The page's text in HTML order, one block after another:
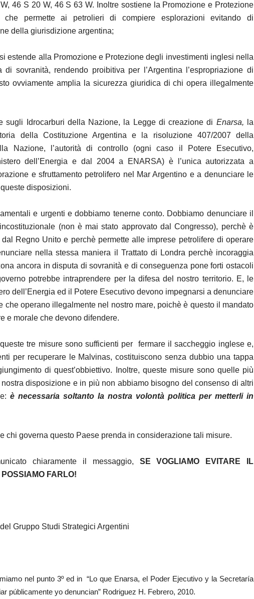
46 S 20 W, 46 S 63 W. Inoltre sostiene la Promozione e Protezione
che permette ai petrolieri di compiere esplorazioni evitando di
della giurisdizione argentina;
si estende alla Promozione e Protezione degli investimenti inglesi nella
sovranità, rendendo proibitiva per l’Argentina l’espropriazione di
ovviamente amplia la sicurezza giuridica di chi opera illegalmente
sugli Idrocarburi della Nazione, la Legge di creazione di Enarsa,
la
della Costituzione Argentina e la risoluzione 407/2007 della
Nazione, l’autorità di controllo (ogni caso il Potere Esecutivo,
dell’Energia e dal 2004 a ENARSA) è l’unica autorizzata a
e sfruttamento petrolifero nel Mar Argentino e a denunciare le
disposizioni.
e urgenti e dobbiamo tenerne conto. Dobbiamo denunciare il
(non è mai stato approvato dal Congresso), perchè è
Regno Unito e perchè permette alle imprese petrolifere di operare
nella stessa maniera il Trattato di Londra perchè incoraggia
ancora in disputa di sovranità e di conseguenza pone forti ostacoli
potrebbe intraprendere per la difesa del nostro territorio. E, le
dell’Energia ed il Potere Esecutivo devono impegnarsi a denunciare
che operano illegalmente nel nostro mare, poichè è questo il mandato
e morale che devono difendere.
tre misure sono sufficienti per fermare il saccheggio inglese e,
per recuperare le Malvinas, costituiscono senza dubbio una tappa
di quest’obbiettivo. Inoltre, queste misure sono quelle più
disposizione e in più non abbiamo bisogno del consenso di altri
è necessaria soltanto la nostra volontà politica per metterli in
chi governa questo Paese prenda in considerazione tali misure.
chiaramente il messaggio, SE VOGLIAMO EVITARE IL
FARLO!
Gruppo Studi Strategici Argentini
nel punto 3º ed in “Lo que Enarsa, el Poder Ejecutivo y la Secretaría
públicamente yo denuncian” Rodriguez H. Febrero, 2010.